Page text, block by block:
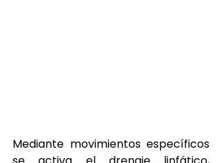
Mediante movimientos específicos